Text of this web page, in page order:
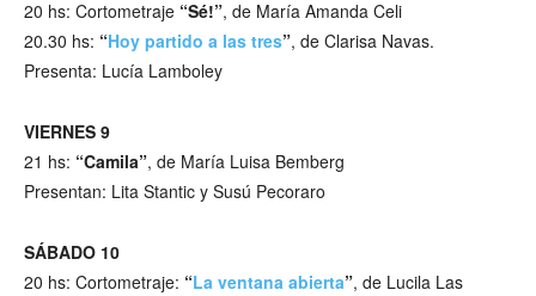
20 hs: Cortometraje “Sé!”, de María Amanda Celi
20.30 hs: “Hoy partido a las tres”, de Clarisa Navas.
Presenta: Lucía Lamboley
VIERNES 9
21 hs: “Camila”, de María Luisa Bemberg
Presentan: Lita Stantic y Susú Pecoraro
SÁBADO 10
20 hs: Cortometraje: “La ventana abierta”, de Lucila Las